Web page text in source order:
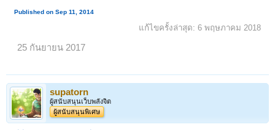
Published on Sep 11, 2014
แก้ไขครั้งล่าสุด: 6 พฤษภาคม 2018
25 กันยายน 2017
supatorn
ผู้สนับสนุนเว็บพลังจิต
ผู้สนับสนุนพิเศษ